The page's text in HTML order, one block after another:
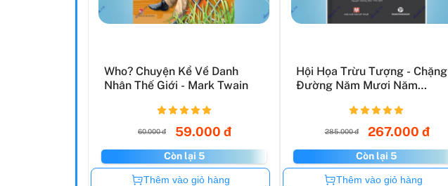
Who? Chuyện Kể Về Danh
Nhân Thế Giới - Mark Twain
60.000 đ 59.000 đ
Còn lại 5
Còn hàng
Thêm vào giỏ hàng
Hội Họa Trừu Tượng - Chặng
Đường Năm Mươi Năm
285.000 đ 267.000 đ
Còn lại 5
Còn hàng
Thêm vào giỏ hàng